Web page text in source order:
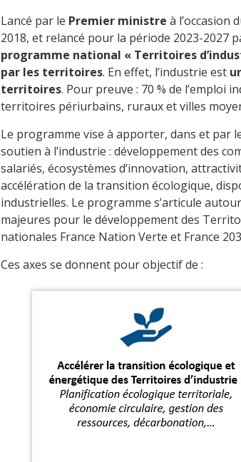
Lancé par le Premier ministre à l’occasion
2018, et relancé pour la période 2023-2027
programme national « Territoires
par les territoires. En effet, l’industrie est
territoires. Pour preuve : 70 % de l’emploi
territoires périurbains, ruraux et villes
Le programme vise à apporter, dans et par
soutien à l’industrie : développement des
salariés, écosystèmes d’innovation,
accélération de la transition écologique,
industrielles. Le programme s’articule
majeures pour le développement des
nationales France Nation Verte et France
Ces axes se donnent pour objectif de :